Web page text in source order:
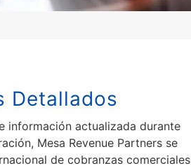
Detallados
información actualizada durante
Mesa Revenue Partners se
de cobranzas comerciales